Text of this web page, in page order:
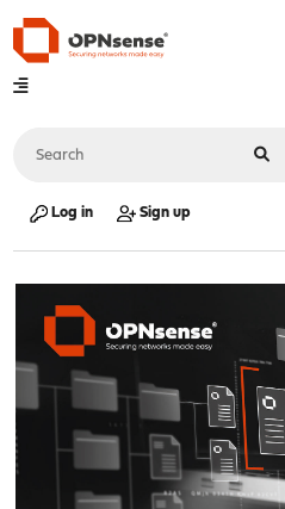
Log in Sign up